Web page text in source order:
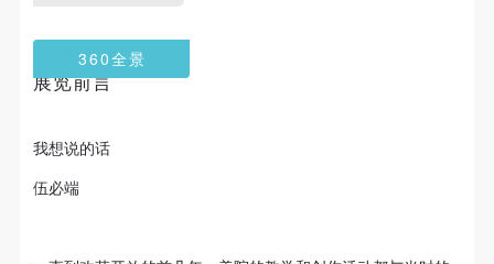
360全景
展览前言
我想说的话
伍必端
第二条
参加本次活动者必须遵守中华人民共和国的相关法
品质。
第三条
能力的人，18周岁以上）未成年人必须在成年人的陪
第二条
参加本次活动者必须遵守中华人民共和国的相关法
品质。
第三条
能力的人，18周岁以上）未成年人必须在成年人的陪
第二条
参加本次活动者必须遵守中华人民共和国的相关法
品质。
第三条
能力的人，18周岁以上）未成年人必须在成年人的陪